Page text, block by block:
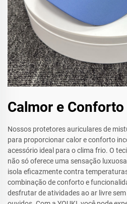
Calmor e
Nossos protetores auriculares de
para proporcionar calor e conforto
acessório ideal para o clima frio. O
não só oferece uma sensação
isola eficazmente contra
combinação de conforto e
desfrutar de atividades ao ar livre